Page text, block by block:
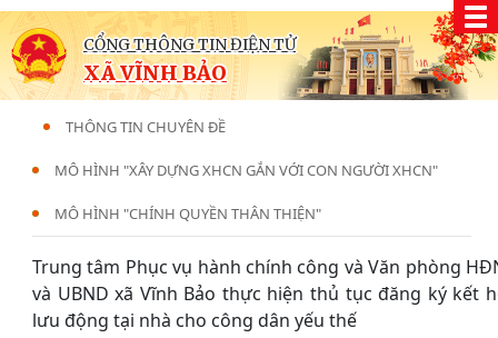
CỔNG THÔNG TIN ĐIỆN TỬ
XÃ VĨNH BẢO
THÔNG TIN CHUYÊN ĐỀ
MÔ HÌNH "XÂY DỰNG XHCN GẮN VỚI CON NGƯỜI XHCN"
MÔ HÌNH "CHÍNH QUYỀN THÂN THIỆN"
Trung tâm Phục vụ hành chính công và Văn phòng
và UBND xã Vĩnh Bảo thực hiện thủ tục đăng ký kết
lưu động tại nhà cho công dân yếu thế